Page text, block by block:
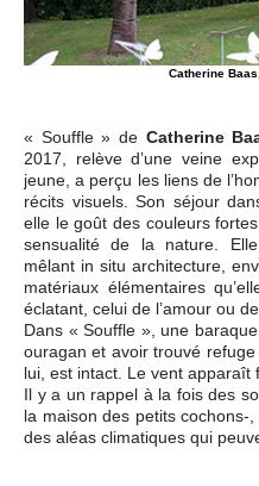
Catherine
« Souffle » de Catherine
2017, relève d’une veine
jeune, a perçu les liens de
récits visuels. Son séjour
elle le goût des couleurs
sensualité de la nature.
mêlant in situ architecture,
matériaux élémentaires
éclatant, celui de l’amour ou
Dans « Souffle », une
ouragan et avoir trouvé refuge
lui, est intact. Le vent apparaît
Il y a un rappel à la fois des
la maison des petits cochons-,
des aléas climatiques qui